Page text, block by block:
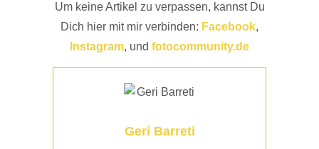
Um keine Artikel zu verpassen, kannst Du
Dich hier mit mir verbinden: Facebook,
Instagram, und fotocommunity.de
Geri Barreti